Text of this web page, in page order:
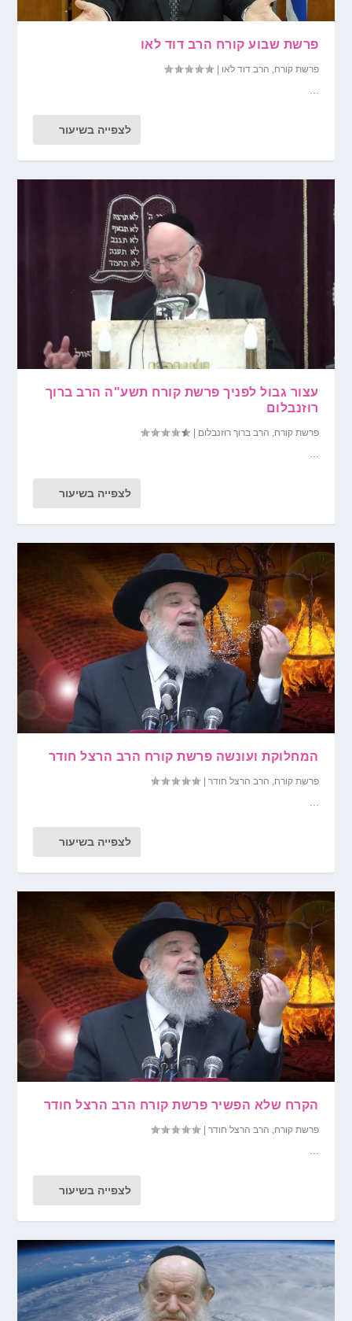
פרשת שבוע קורח הרב דוד לאו
פרשת קורח הרב דוד לאו |
לצפייה בשיעור
עצור גבול לפניך פרשת קורח תשע"ה הרב ברוך
רוזנבלום
פרשת קורח, הרב ברוך רוזנבלום |
...
לצפייה בשיעור
המחלוקת ועונשה פרשת קורח הרב הרצל חודר
פרשת קורח, הרב הרצל חודר |
לצפייה בשיעור
הקרח שלא הפשיר פרשת קורח הרב הרצל חודר
פרשת קורח, הרב הרצל חודר |
לצפייה בשיעור